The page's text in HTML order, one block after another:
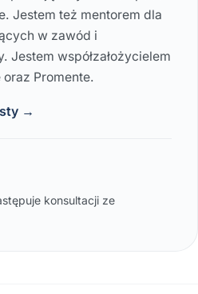
Jestem też mentorem dla
w zawód i
Jestem współzałożycielem
Promente.
→
konsultacji ze